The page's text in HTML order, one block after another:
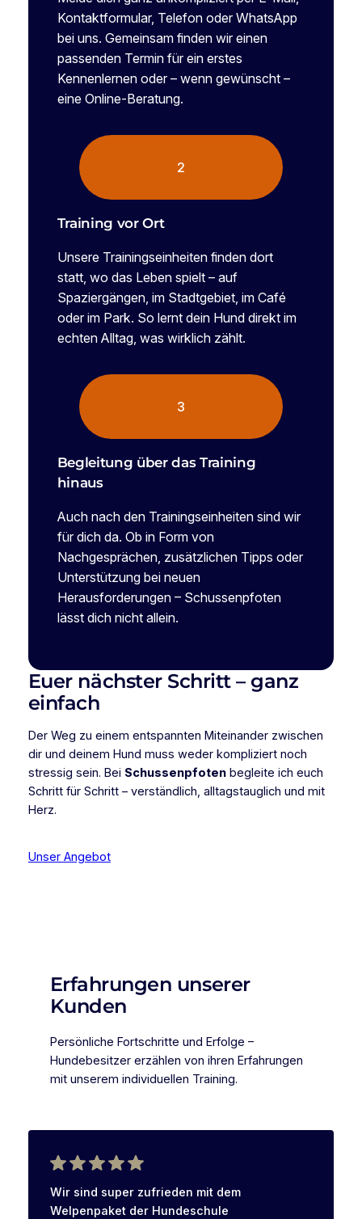
Kontaktformular, Telefon oder WhatsApp
bei uns. Gemeinsam finden wir einen
passenden Termin für ein erstes
Kennenlernen oder – wenn gewünscht –
eine Online-Beratung.
2
Training vor Ort
Unsere Trainingseinheiten finden dort
statt, wo das Leben spielt – auf
Spaziergängen, im Stadtgebiet, im Café
oder im Park. So lernt dein Hund direkt im
echten Alltag, was wirklich zählt.
3
Begleitung über das Training
hinaus
Auch nach den Trainingseinheiten sind wir
für dich da. Ob in Form von
Nachgesprächen, zusätzlichen Tipps oder
Unterstützung bei neuen
Herausforderungen – Schussenpfoten
lässt dich nicht allein.
Euer nächster Schritt – ganz
einfach
Der Weg zu einem entspannten Miteinander zwischen
dir und deinem Hund muss weder kompliziert noch
stressig sein. Bei Schussenpfotenbegleite ich euch
Schritt für Schritt – verständlich, alltagstauglich und mit
Herz.
Unser Angebot
Erfahrungen unserer
Kunden
Persönliche Fortschritte und Erfolge –
Hundebesitzer erzählen von ihren Erfahrungen
mit unserem individuellen Training.
Wir sind super zufrieden mit dem
Welpenpaket der Hundeschule